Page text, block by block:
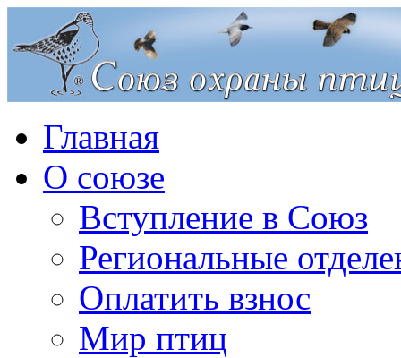
Главная
О союзе
Вступление в Союз
Региональные
Оплатить взнос
Мир птиц